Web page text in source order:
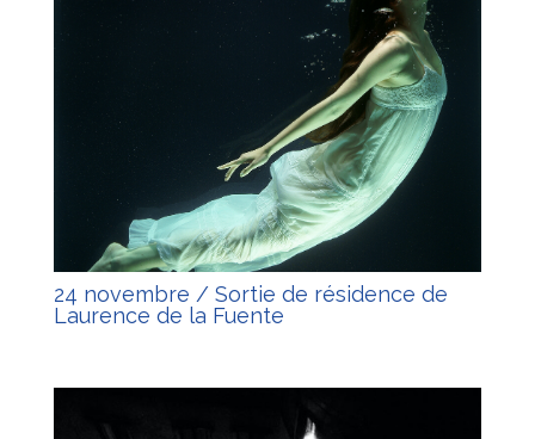
24 novembre / Sortie de résidence de
Laurence de la Fuente